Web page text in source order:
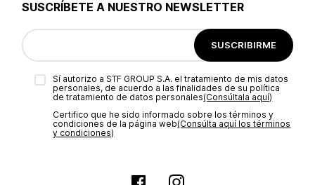
SUSCRÍBETE A NUESTRO NEWSLETTER
SUSCRIBIRME
Sí autorizo a STF GROUP S.A. el tratamiento de mis datos
personales, de acuerdo a las finalidades de su política
de tratamiento de datos personales‎(Consúltala aquí)
Certifico que he sido informado sobre los términos y
condiciones de la página web‎(Consúlta aquí los términos
y condiciones)